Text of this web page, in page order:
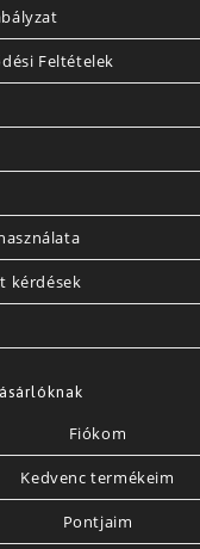
Feltételek
kérdések
Fiókom
Kedvenc termékeim
Pontjaim